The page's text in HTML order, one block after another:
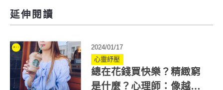
延伸閱讀
2024/01/17
心靈紓壓
總在花錢買快樂？精緻窮
是什麼？心理師：像越級